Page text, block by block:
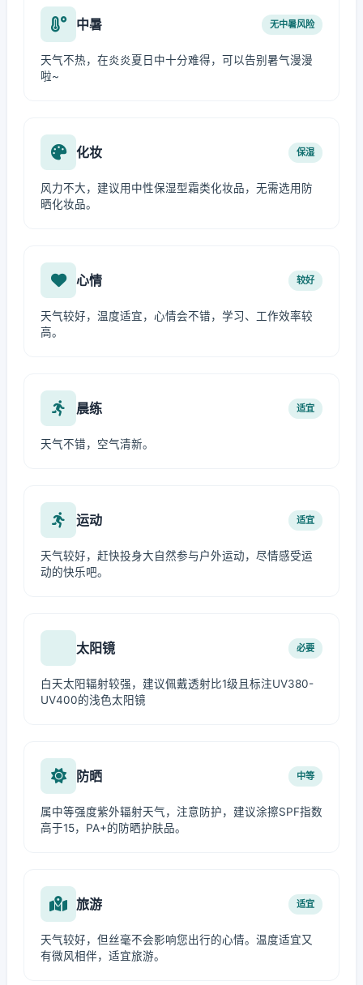
中暑 无中暑风险
天气不热，在炎炎夏日中十分难得，可以告别暑气漫漫
啦~
化妆 保湿
风力不大，建议用中性保湿型霜类化妆品，无需选用防
晒化妆品。
心情 较好
天气较好，温度适宜，心情会不错，学习、工作效率较
高。
晨练 适宜
天气不错，空气清新。
运动 适宜
天气较好，赶快投身大自然参与户外运动，尽情感受运
动的快乐吧。
太阳镜 必要
白天太阳辐射较强，建议佩戴透射比1级且标注UV380-
UV400的浅色太阳镜
防晒 中等
属中等强度紫外辐射天气，注意防护，建议涂擦SPF指数
高于15，PA+的防晒护肤品。
旅游 适宜
天气较好，但丝毫不会影响您出行的心情。温度适宜又
有微风相伴，适宜旅游。